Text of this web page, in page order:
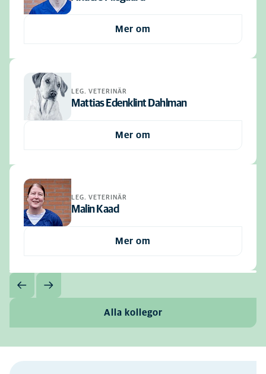
Mer om
LEG. VETERINÄR
Mattias Edenklint Dahlman
Mer om
LEG. VETERINÄR
Malin Kaad
Mer om
Alla kollegor